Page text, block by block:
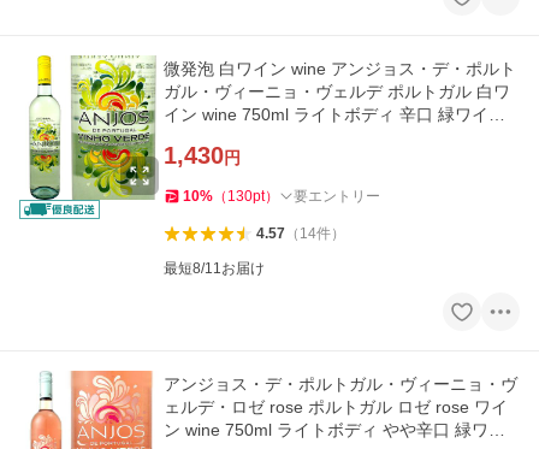
微発泡 白ワイン wine アンジョス・デ・ポルト
ガル・ヴィーニョ・ヴェルデ ポルトガル 白ワ
イン wine 750ml ライトボディ 辛口 緑ワイン
1,430円
10% （ 130pt） 要エントリー
4.57（ 14件）
最短8/11お届け
アンジョス・デ・ポルトガル・ヴィーニョ・ヴ
ェルデ・ロゼ rose ポルトガル ロゼ rose ワイ
ン wine 750ml ライトボディ やや辛口 緑ワイ